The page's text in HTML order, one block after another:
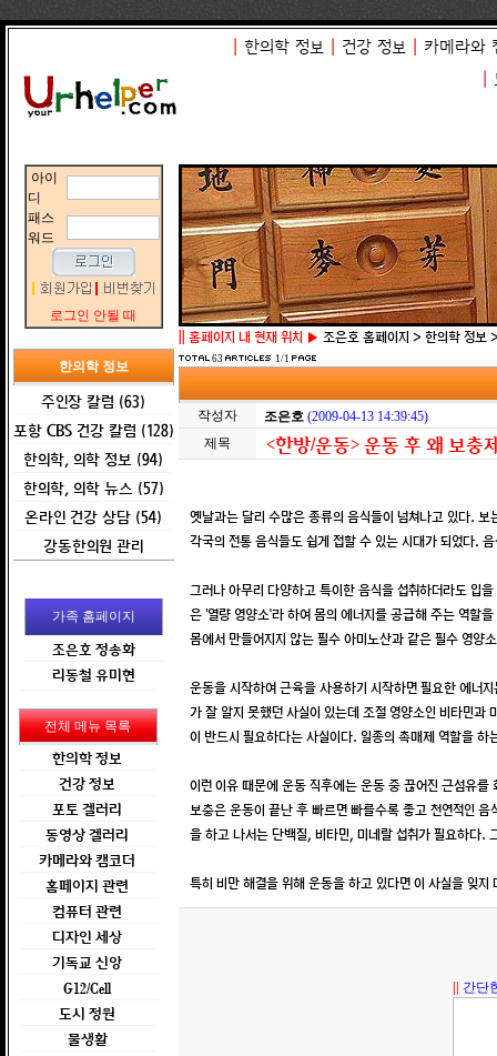
한의학 정보 건강 정보
카메라와
아이
디
패스
워드
로그인 안될 때
한의학 정보
주인장 칼럼 (63)
포항 CBS 건강 칼럼 (128)
한의학, 의학 정보 (94)
한의학, 의학 뉴스 (57)
온라인 건강 상담 (54)
강동한의원 관리
가족 홈페이지
조은호 정송화
리동철 유미현
전체 메뉴 목록
한의학 정보
건강 정보
포토 겔러리
동영상 겔러리
카메라와 캠코더
홈페이지 관련
컴퓨터 관련
디자인 세상
기독교 신앙
G12/Cell
도시 정원
물생활
홈페이지 내 현재 위치 ▶ 조은호 홈페이지 > 한의학 정보
63 1/1
작성자 조은호 (2009-04-13 14:39:45)
제목
<한방/운동> 운동 후 왜 보충
옛날과는 달리 수많은 종류의 음식들이 넘쳐나고 있다.
각국의 전통 음식들도 쉽게 접할 수 있는 시대가 되었다.
그러나 아무리 다양하고 특이한 음식을 섭취하더라도 입
은 ‘열량 영양소’라 하여 몸의 에너지를 공급해 주는 역할
몸에서 만들어지지 않는 필수 아미노산과 같은 필수 영양
운동을 시작하여 근육을 사용하기 시작하면 필요한 에너
가 잘 알지 못했던 사실이 있는데 조절 영양소인 비타민
이 반드시 필요하다는 사실이다. 일종의 촉매제 역할을 하
이런 이유 때문에 운동 직후에는 운동 중 끊어진 근섬유
보충은 운동이 끝난 후 빠르면 빠를수록 좋고 천연적인
을 하고 나서는 단백질, 비타민, 미네랄 섭취가 필요하다.
특히 비만 해결을 위해 운동을 하고 있다면 이 사실을 잊
간단